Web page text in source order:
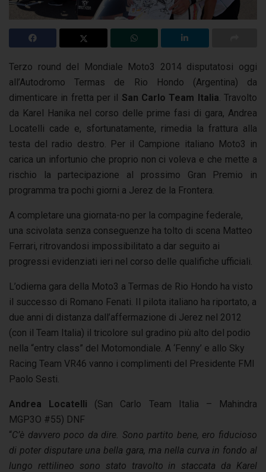
Terzo round del Mondiale Moto3 2014 disputatosi oggi
all’Autodromo Termas de Rio Hondo (Argentina) da
dimenticare in fretta per il San Carlo Team Italia . Travolto
da Karel Hanika nel corso delle prime fasi di gara, Andrea
Locatelli cade e, sfortunatamente, rimedia la frattura alla
testa del radio destro. Per il Campione italiano Moto3 in
carica un infortunio che proprio non ci voleva e che mette a
rischio la partecipazione al prossimo Gran Premio in
programma tra pochi giorni a Jerez de la Frontera.
A completare una giornata-no per la compagine federale,
una scivolata senza conseguenze ha tolto di scena Matteo
Ferrari, ritrovandosi impossibilitato a dar seguito ai
progressi evidenziati ieri nel corso delle qualifiche ufficiali.
L’odierna gara della Moto3 a Termas de Rio Hondo ha visto
il successo di Romano Fenati. Il pilota italiano ha riportato, a
due anni di distanza dall’affermazione di Jerez nel 2012
(con il Team Italia) il tricolore sul gradino più alto del podio
nella “entry class” del Motomondiale. A ‘Fenny’ e allo Sky
Racing Team VR46 vanno i complimenti del Presidente FMI
Paolo Sesti.
Andrea Locatelli (San Carlo Team Italia – Mahindra
MGP3O #55) DNF
“C’è davvero poco da dire. Sono partito bene, ero fiducioso
di poter disputare una bella gara, ma nella curva in fondo al
lungo rettilineo sono stato travolto in staccata da Karel